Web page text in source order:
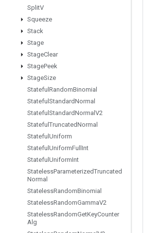
SplitV
Squeeze
Stack
Stage
StageClear
StagePeek
StageSize
Stateful RandomBinomial
Stateful StandardNormal
Stateful StandardNormal V2
Stateful TruncatedNormal
Stateful Uniform
Stateful UniformFull Int
Stateful UniformInt
StatelessParameterizedTruncated
Normal
StatelessRandomBinomial
StatelessRandomGammaV2
StatelessRandomGetKeyCounter
Alg